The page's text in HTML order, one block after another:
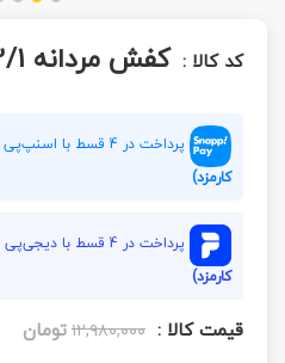
کد کالا : کفش مردانه 012/1
پرداخت در 4 قسط با اسنپ‌پی هر قسط
کارمزد)
پرداخت در 4 قسط با دیجی‌پی هر قسط
کارمزد)
قیمت کالا : ۱۲,۹۸۰,۰۰۰تومان